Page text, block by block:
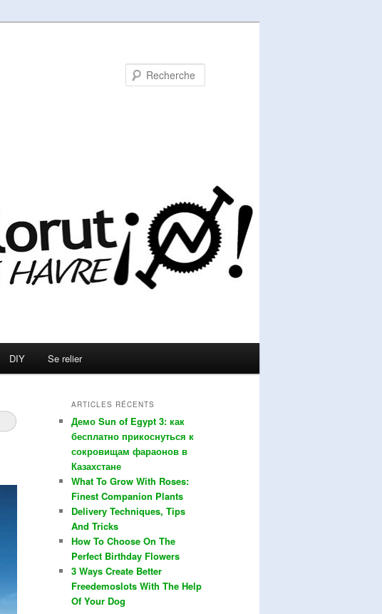
DIY Se relier
ARTICLES RÉCENTS
Демо Sun of Egypt 3: как
бесплатно прикоснуться к
сокровищам фараонов в
Казахстане
What To Grow With Roses:
Finest Companion Plants
Delivery Techniques, Tips
And Tricks
How To Choose On The
Perfect Birthday Flowers
3 Ways Create Better
Freedemoslots With The Help
Of Your Dog